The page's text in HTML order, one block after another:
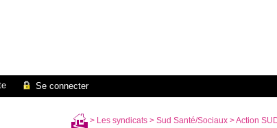
Se connecter
> Les syndicats> Sud Santé/Sociaux> Action